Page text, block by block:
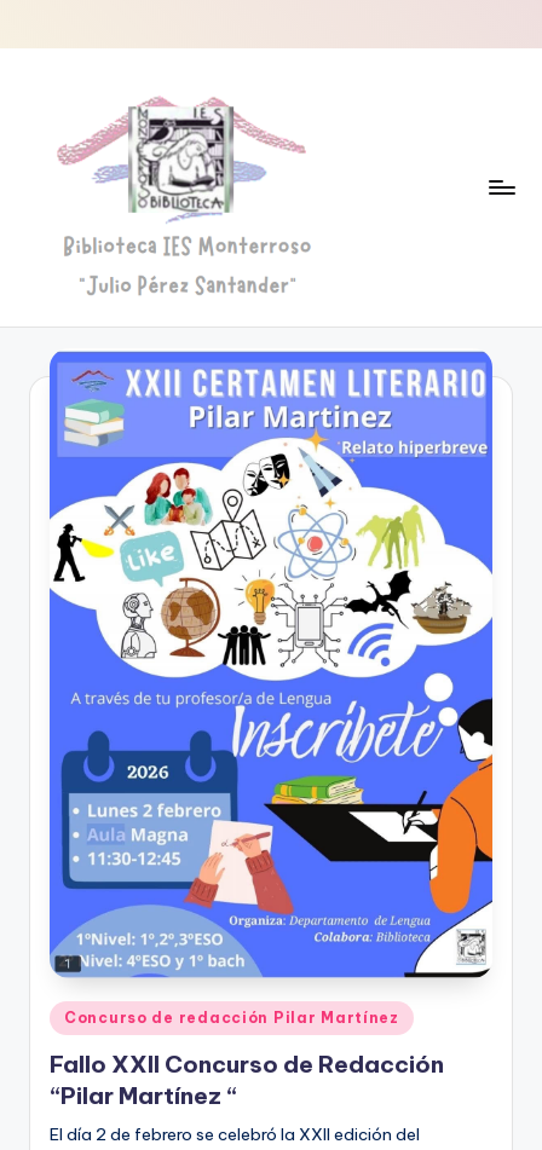
Saltar
t
c
Pérez
Santander"
Publicado
en
Concurso de redacción Pilar Martínez
Fallo XXII Concurso de Redacción
“Pilar Martínez “
El día 2 de febrero se celebró la XXII edición del